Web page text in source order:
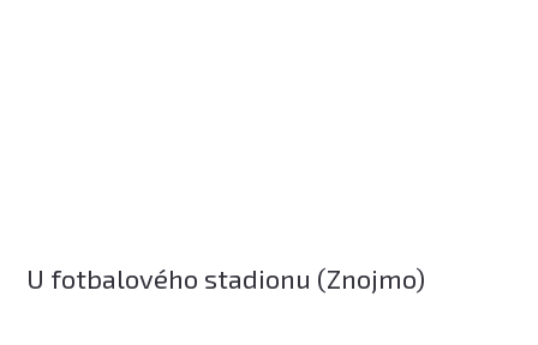
U fotbalového stadionu (Znojmo)